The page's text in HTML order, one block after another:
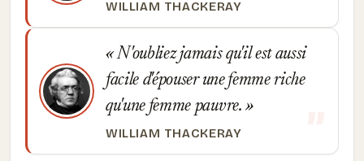
WILLIAM THACKERAY
N'oubliez jamais qu'il est aussi
facile d'épouser une femme riche
qu'une femme pauvre.
WILLIAM THACKERAY